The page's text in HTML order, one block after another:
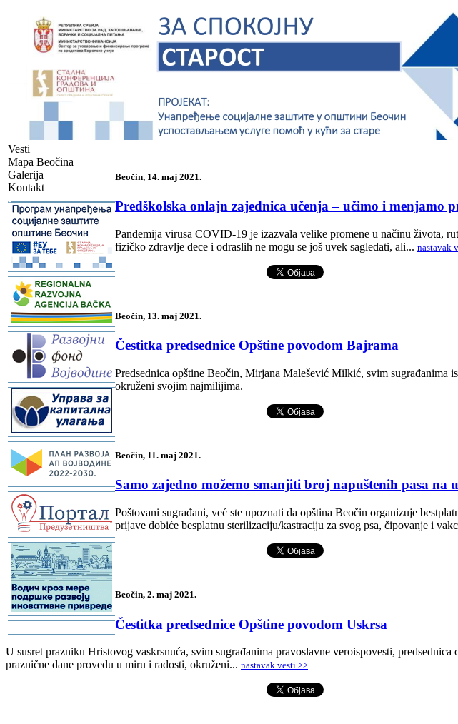
Vesti
Mapa Beočina
Galerija
Kontakt
-
-
-
-
-
-
-
-
Beočin, 14. maj 2021.
Predškolska onlajn zajednica učenja – učimo i menjamo
Pandemija virusa COVID-19 je izazvala velike promene u načinu života,
fizičko zdravlje dece i odraslih ne mogu se još uvek sagledati, ali... nastavak
Beočin, 13. maj 2021.
Čestitka predsednice Opštine povodom Bajrama
Predsednica opštine Beočin, Mirjana Malešević Milkić, svim sugrađanima
okruženi svojim najmilijima.
Beočin, 11. maj 2021.
Samo zajedno možemo smanjiti broj napuštenih pasa na
Poštovani sugrađani, već ste upoznati da opština Beočin organizuje
prijave dobiće besplatnu sterilizaciju/kastraciju za svog psa, čipovanje i
Beočin, 2. maj 2021.
Čestitka predsednice Opštine povodom Uskrsa
U susret prazniku Hristovog vaskrsnuća, svim sugrađanima pravoslavne veroispovesti,
praznične dane provedu u miru i radosti, okruženi... nastavak vesti >>